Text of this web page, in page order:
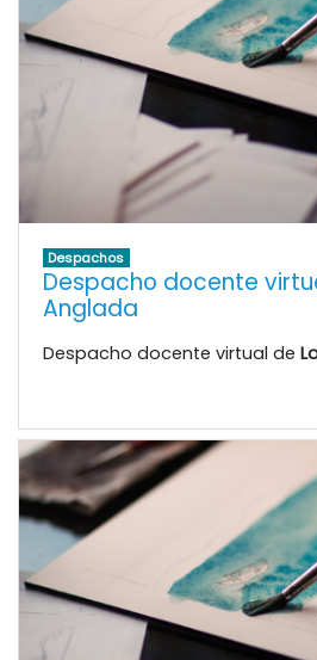
Despachos
Despacho docente
Anglada
Despacho docente virtual de